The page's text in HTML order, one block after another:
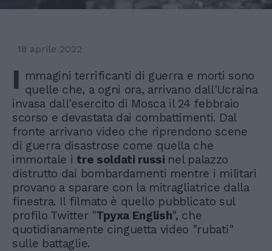
18 aprile 2022
I mmagini terrificanti di guerra e morti sono
quelle che, a ogni ora, arrivano dall'Ucraina
invasa dall'esercito di Mosca il 24 febbraio
scorso e devastata dai combattimenti. Dal
fronte arrivano video che riprendono scene
di guerra disastrose come quella che
immortale itre soldati russi nel palazzo
distrutto dai bombardamenti mentre i militari
provano a sparare con la mitragliatrice dalla
finestra. Il filmato è quello pubblicato sul
profilo Twitter "Тpyxa English", che
quotidianamente cinguetta video "rubati"
sulle battaglie.